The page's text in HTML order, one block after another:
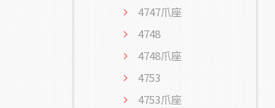
4747爪座
4748
4748爪座
4753
4753爪座